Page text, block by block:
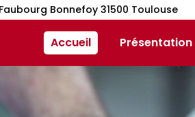
Bonnefoy 31500 Toulouse
Accueil Présentation